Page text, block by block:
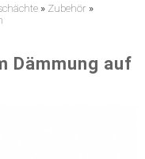
» Zubehör »
Dämmung auf